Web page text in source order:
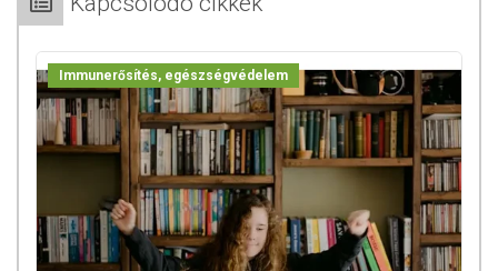
Kisgyermektől elzárva tartandó!
Immunerősítés, egészségvédelem